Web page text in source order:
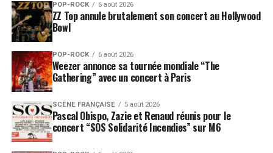
POP-ROCK 6 août 2026
ZZ Top annule brutalement son concert au Hollywood
Bowl
POP-ROCK 6 août 2026
Weezer annonce sa tournée mondiale “The
Gathering” avec un concert à Paris
SCÈNE FRANÇAISE 5 août 2026
Pascal Obispo, Zazie et Renaud réunis pour le
concert “SOS Solidarité Incendies” sur M6